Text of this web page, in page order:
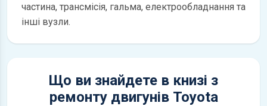
частина, трансмісія, гальма, електрообладнання та
інші вузли.
Що ви знайдете в книзі з
ремонту двигунів Toyota